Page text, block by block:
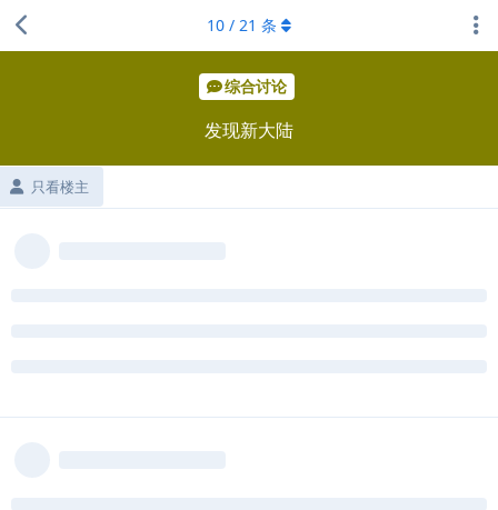
综合讨论
发现新大陆
只看楼主
10 / 21 条